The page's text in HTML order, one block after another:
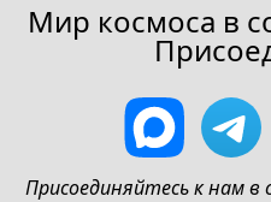
Мир космоса в
Присоединяйтесь к нам в